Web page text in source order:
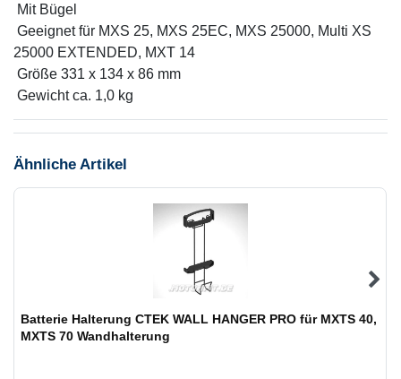
 Mit Bügel
 Geeignet für MXS 25, MXS 25EC, MXS 25000, Multi XS
25000 EXTENDED, MXT 14
 Größe 331 x 134 x 86 mm
 Gewicht ca. 1,0 kg
Ähnliche Artikel
Batterie Halterung CTEK WALL HANGER PRO für MXTS 40,
MXTS 70 Wandhalterung